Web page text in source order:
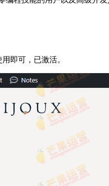
即可，已激活。